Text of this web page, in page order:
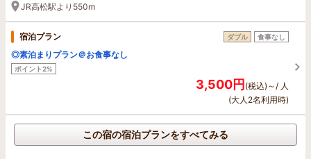
JR高松駅より550m
宿泊プラン ダブル 食事なし
◎素泊まりプラン＠お食事なし
ポイント2%
3,500円(税込)～/ 人
(大人2名利用時)
この宿の宿泊プランをすべてみる